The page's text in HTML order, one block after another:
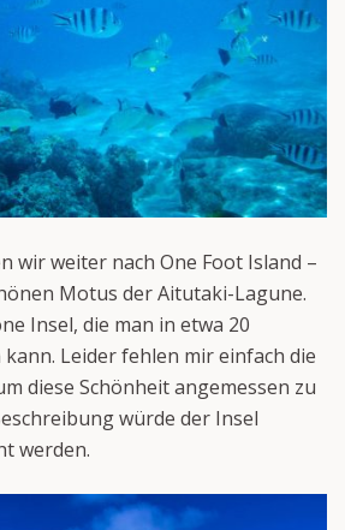
wir weiter nach One Foot Island –
Motus der Aitutaki-Lagune.
Insel, die man in etwa 20
Leider fehlen mir einfach die
diese Schönheit angemessen zu
würde der Insel
werden.